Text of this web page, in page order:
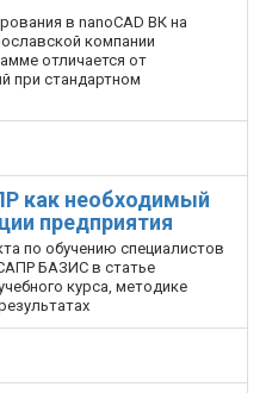
в nanoCAD ВК на
компании
отличается от
при стандартном
как необходимый
предприятия
по обучению специалистов
БАЗИС в статье
курса, методике